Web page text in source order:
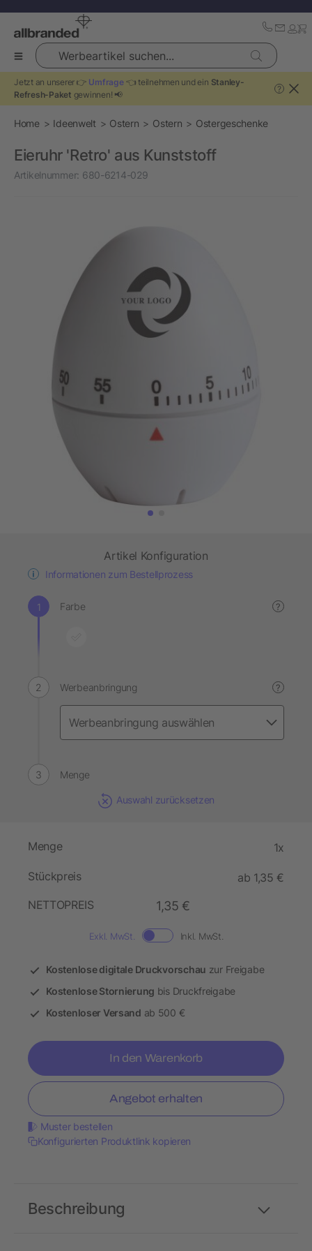
Werbeartikel suchen...
Jetzt an unserer 👉 Umfrage👈 teilnehmen und ein Stanley-
Refresh-Paket gewinnen! 📢
?
Home Ideenwelt Ostern Ostern Ostergeschenke
Eieruhr 'Retro' aus Kunststoff
Artikelnummer: 680-6214-029
Artikel Konfiguration
Informationen zum Bestellprozess
Farbe ?
Werbeanbringung ?
Menge
Auswahl zurücksetzen
Menge 1x
Stückpreis
ab 1,35 €
NETTOPREIS
1,35 €
Exkl. MwSt. Inkl. MwSt.
Kostenlose digitale Druckvorschau zur Freigabe
Kostenlose Stornierung bis Druckfreigabe
Kostenloser Versand ab 500 €
In den Warenkorb
Angebot erhalten
Muster bestellen
Konfigurierten Produktlink kopieren
Beschreibung